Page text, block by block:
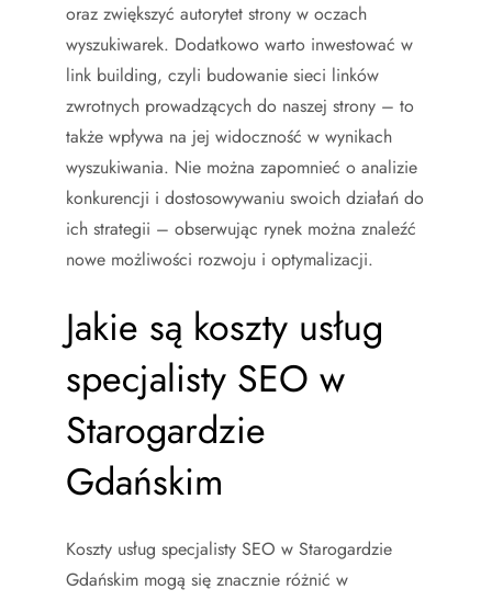
oraz zwiększyć autorytet strony w oczach
wyszukiwarek. Dodatkowo warto inwestować w
link building, czyli budowanie sieci linków
zwrotnych prowadzących do naszej strony – to
także wpływa na jej widoczność w wynikach
wyszukiwania. Nie można zapomnieć o analizie
konkurencji i dostosowywaniu swoich działań do
ich strategii – obserwując rynek można znaleźć
nowe możliwości rozwoju i optymalizacji.
Jakie są koszty usług
specjalisty SEO w
Starogardzie
Gdańskim
Koszty usług specjalisty SEO w Starogardzie
Gdańskim mogą się znacznie różnić w